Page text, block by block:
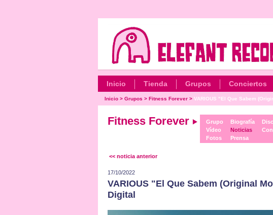
Inicio Tienda Grupos Conciertos
Inicio> Grupos > Fitness Forever> VARIOUS "El Que Sabem
Fitness Forever
Grupo
Vídeo
Fotos
Biografía
Noticias
Prensa
<< noticia anterior
17/10/2022
VARIOUS "El Que Sabem (Original
Digital